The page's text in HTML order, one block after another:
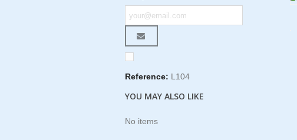
Reference: L104
YOU MAY ALSO LIKE
No items